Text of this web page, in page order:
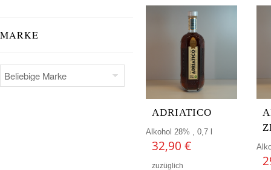
MARKE
ADRIATICO
Alkohol 28% , 0,7 l
32,90 €
zuzüglich